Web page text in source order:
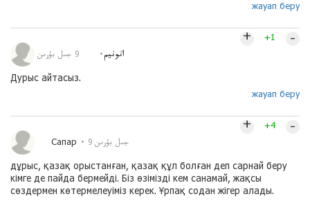
жауап беру
انونيم 9 جىل بۇرىن
+ +1 –
Дурыс айтасыз.
жауап беру
Сапар 9 جىل بۇرىن
+ +4 –
дұрыс, қазақ орыстанған, қазақ құл болған деп сарнай беру
кімге де пайда бермейді. Біз өзімізді кем санамай, жақсы
сөздермен көтермелеуіміз керек. Ұрпақ содан жігер алады.